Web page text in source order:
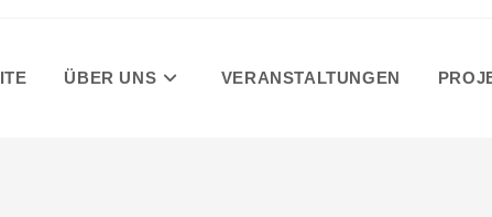
ÜBER UNS VERANSTALTUNGEN